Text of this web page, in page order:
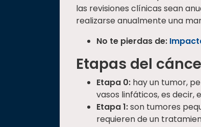
las revisiones clínicas sean
realizarse anualmente una
No te pierdas de:
Etapas del
Etapa 0: hay un tumor,
vasos linfáticos, es decir,
Etapa 1:son tumores
requieren de un